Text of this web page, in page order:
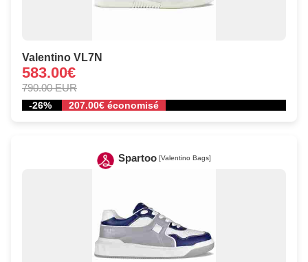
Valentino VL7N
583.00€
790.00 EUR
-26% 207.00€ économisé
Spartoo [Valentino Bags]